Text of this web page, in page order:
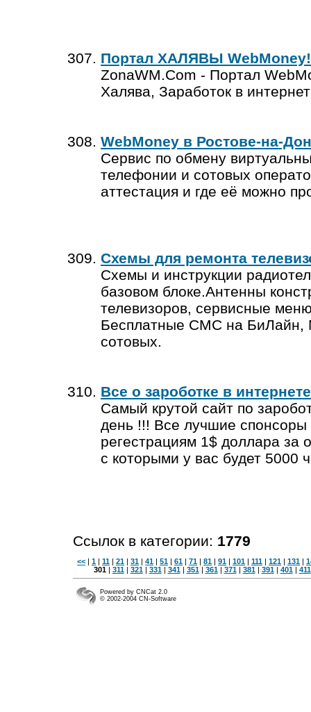
Портал ХАЛЯВЫ WebMoney!
ZonaWM.Com - Портал
Халява, Заработок в
WebMoney в Ростове-на-
Сервис по обмену
телефонии и сотовых
аттестация и где её можно
Схемы для ремонта
Схемы и инструкции
базовом блоке.Антенны
телевизоров, сервисные
Бесплатные СМС на БиЛайн,
сотовых.
Все о зароботке в интернете
Самый крутой сайт по
день !!! Все лучшие спонсоры
регестрациям 1$ доллара за
с которыми у вас будет 5000
Ссылок в категории: 1779
<< | 1 | 11 | 21 | 31 | 41 | 51 | 61 | 71 | 81 | 91 | 101 | 111 | 121 | 131 |
301| 311| 321| 331| 341| 351| 361| 371| 381| 391| 401| 411
Powered by CNCat 2.0
© 2002-2004 CN-Software